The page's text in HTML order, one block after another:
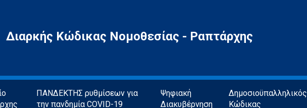
Διαρκής Κώδικας Νομοθεσίας - Ραπτάρχης
ΠΑΝΔΕΚΤΗΣ ρυθμίσεων για
την πανδημία COVID-19
Ψηφιακή
Διακυβέρνηση
Δημοσιοϋπαλληλικός
Κώδικας